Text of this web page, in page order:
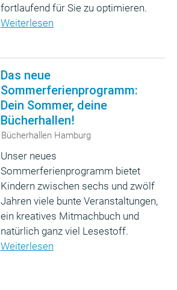
fortlaufend für Sie zu optimieren.
Weiterlesen
Das neue
Sommerferienprogramm:
Dein Sommer, deine
Bücherhallen!
Bücherhallen Hamburg
Unser neues
Sommerferienprogramm bietet
Kindern zwischen sechs und zwölf
Jahren viele bunte Veranstaltungen,
ein kreatives Mitmachbuch und
natürlich ganz viel Lesestoff.
Weiterlesen